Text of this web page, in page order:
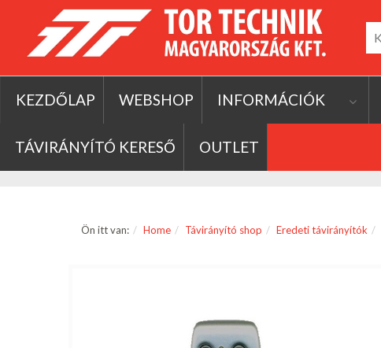
KEZDŐLAP WEBSHOP INFORMÁCIÓK
TÁVIRÁNYÍTÓ KERESŐ OUTLET
Ön itt van: Home Távirányító shop Eredeti távirányítók